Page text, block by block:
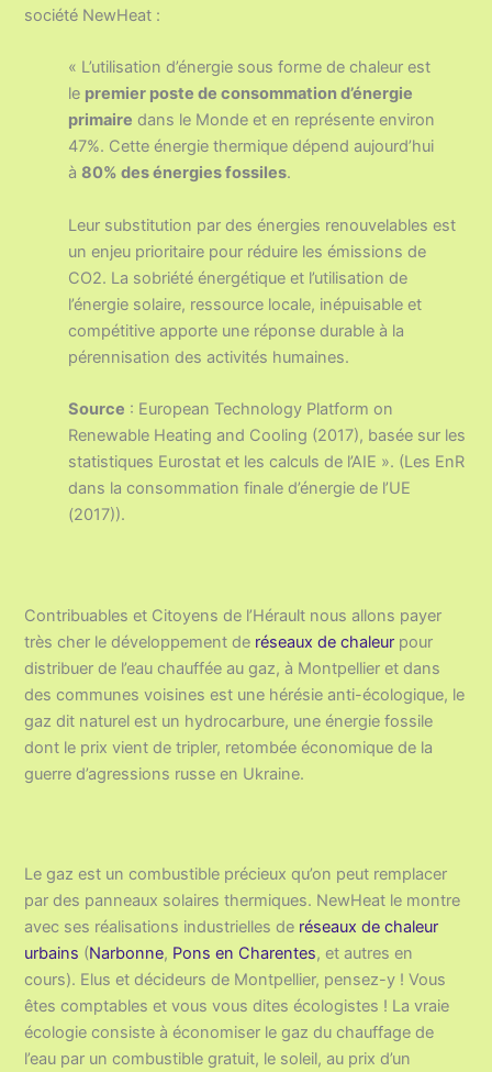
société NewHeat :
« L’utilisation d’énergie sous forme de chaleur est
le premier poste de consommation d’énergie
primaire dans le Monde et en représente environ
47%. Cette énergie thermique dépend aujourd’hui
à80% des énergies fossiles.
Leur substitution par des énergies renouvelables est
un enjeu prioritaire pour réduire les émissions de
CO2. La sobriété énergétique et l’utilisation de
l’énergie solaire, ressource locale, inépuisable et
compétitive apporte une réponse durable à la
pérennisation des activités humaines.
Source : European Technology Platform on
Renewable Heating and Cooling (2017), basée sur les
statistiques Eurostat et les calculs de l’AIE ». (Les EnR
dans la consommation finale d’énergie de l’UE
(2017)).
Contribuables et Citoyens de l’Hérault nous allons payer
très cher le développement de réseaux de chaleur pour
distribuer de l’eau chauffée au gaz, à Montpellier et dans
des communes voisines est une hérésie anti-écologique, le
gaz dit naturel est un hydrocarbure, une énergie fossile
dont le prix vient de tripler, retombée économique de la
guerre d’agressions russe en Ukraine.
Le gaz est un combustible précieux qu’on peut remplacer
par des panneaux solaires thermiques. NewHeat le montre
avec ses réalisations industrielles de réseaux de chaleur
urbains (Narbonne, Pons en Charentes, et autres en
cours). Elus et décideurs de Montpellier, pensez-y ! Vous
êtes comptables et vous vous dites écologistes ! La vraie
écologie consiste à économiser le gaz du chauffage de
l’eau par un combustible gratuit, le soleil, au prix d’un